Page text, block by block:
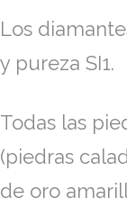
Los
y pureza SI1.
Todas las
(piedras
de oro